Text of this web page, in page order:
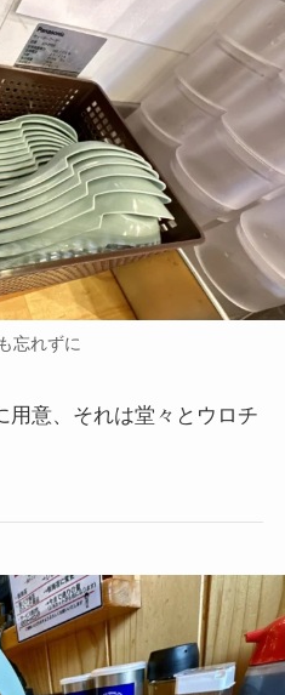
忘れずに
用意、それは堂々とウロチ